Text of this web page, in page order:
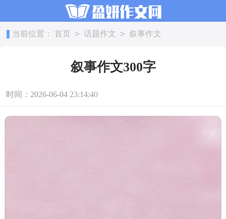
当前位置： 首页 > 话题作文 > 叙事作文
叙事作文300字
时间：2026-06-04 23:14:40